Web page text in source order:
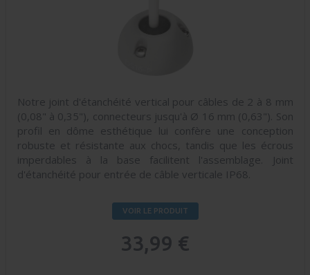
Notre joint d'étanchéité vertical pour câbles de 2 à 8 mm
(0,08" à 0,35"), connecteurs jusqu'à Ø 16 mm (0,63"). Son
profil en dôme esthétique lui confère une conception
robuste et résistante aux chocs, tandis que les écrous
imperdables à la base facilitent l'assemblage. Joint
d'étanchéité pour entrée de câble verticale IP68.
VOIR LE PRODUIT
33,99 €